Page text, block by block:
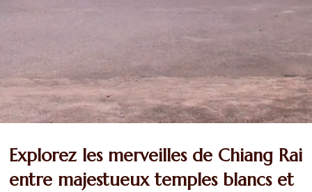
Explorez les merveilles de Chiang Rai
entre majestueux temples blancs et